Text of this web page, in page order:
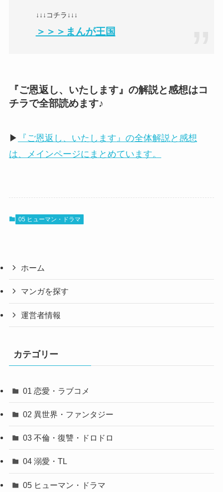
↓↓↓コチラ↓↓↓
＞＞＞まんが王国
『ご恩返し、いたします』の解説と感想はコ
チラで全部読めます♪
▶
『ご恩返し、いたします』の全体解説と感想
は、メインページにまとめています。
05 ヒューマン・ドラマ
ホーム
マンガを探す
運営者情報
カテゴリー
01 恋愛・ラブコメ
02 異世界・ファンタジー
03 不倫・復讐・ドロドロ
04 溺愛・TL
05 ヒューマン・ドラマ